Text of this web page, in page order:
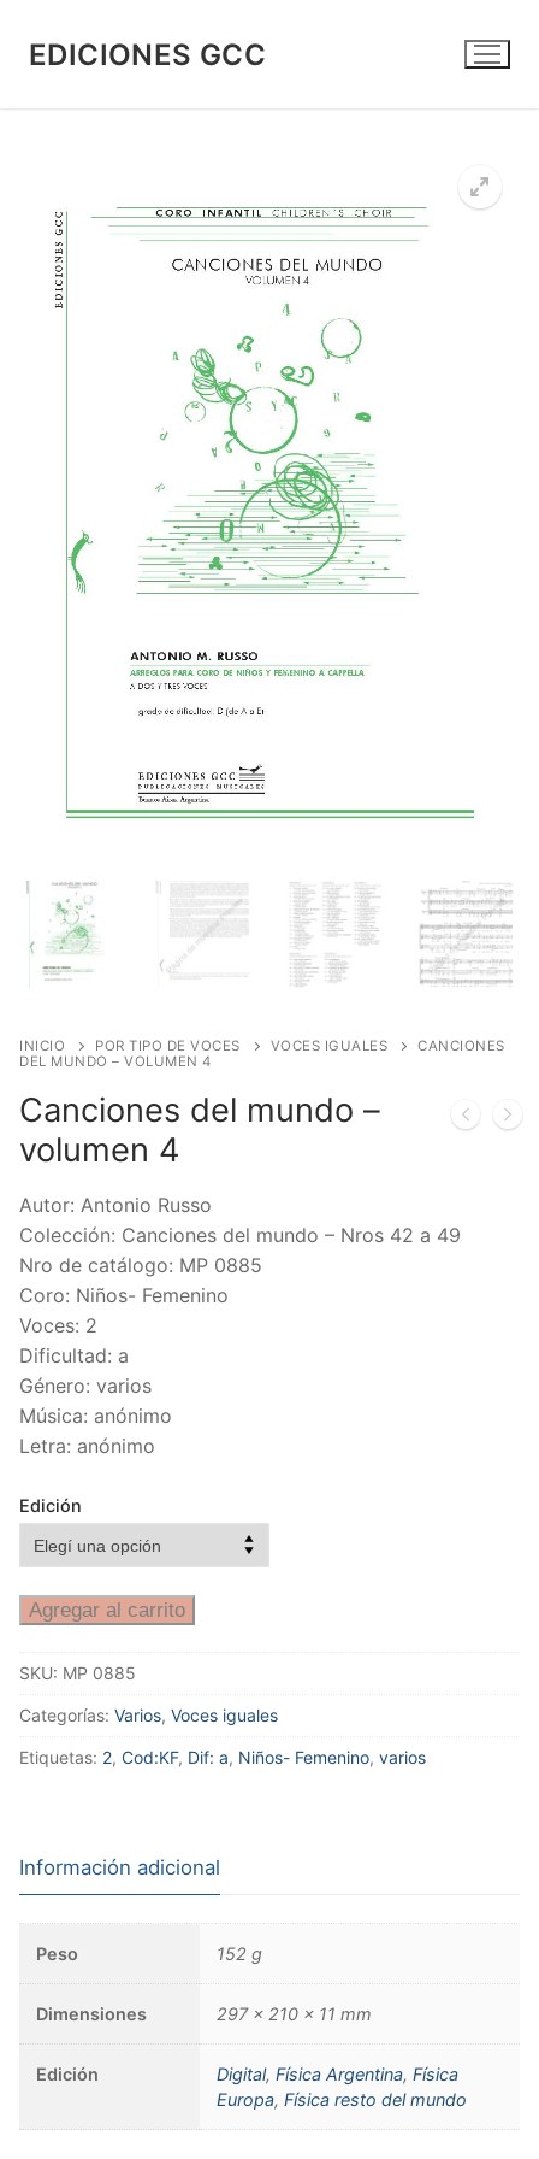
contenido
EDICIONES GCC
INICIO POR TIPO DE VOCES VOCES IGUALES
CANCIONES
DEL MUNDO – VOLUMEN 4
Canciones del mundo –
volumen 4
Autor: Antonio Russo
Colección: Canciones del mundo – Nros 42 a 49
Nro de catálogo: MP 0885
Coro: Niños- Femenino
Voces: 2
Dificultad: a
Género: varios
Música: anónimo
Letra: anónimo
Edición
Agregar al carrito
SKU: MP 0885
Categorías: Varios, Voces iguales
Etiquetas: 2, Cod:KF, Dif: a, Niños- Femenino, varios
Información adicional
Peso 152 g
Dimensiones 297 × 210 × 11 mm
Edición Digital,Física Argentina,Física
Europa,Física resto del mundo